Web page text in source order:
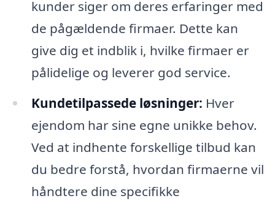
kunder siger om deres erfaringer med
de pågældende firmaer. Dette kan
give dig et indblik i, hvilke firmaer er
pålidelige og leverer god service.
Kundetilpassede løsninger: Hver
ejendom har sine egne unikke behov.
Ved at indhente forskellige tilbud kan
du bedre forstå, hvordan firmaerne vil
håndtere dine specifikke